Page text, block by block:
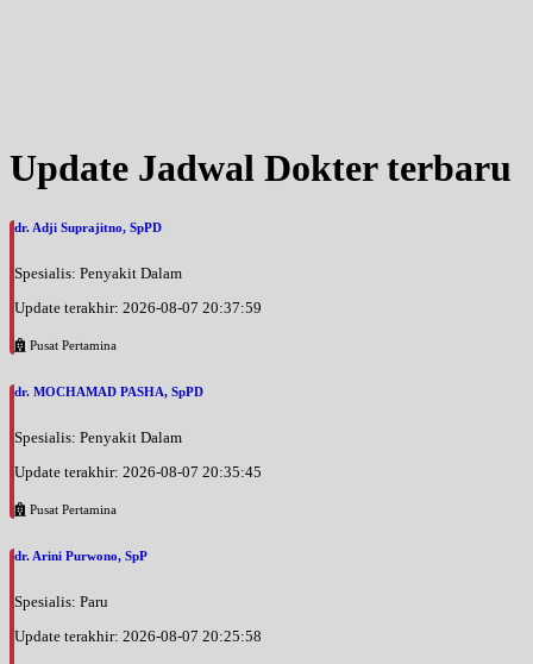
Update Jadwal Dokter terbaru
dr. Adji Suprajitno, SpPD
Spesialis: Penyakit Dalam
Update terakhir: 2026-08-07 20:37:59
Pusat Pertamina
dr. MOCHAMAD PASHA, SpPD
Spesialis: Penyakit Dalam
Update terakhir: 2026-08-07 20:35:45
Pusat Pertamina
dr. Arini Purwono, SpP
Spesialis: Paru
Update terakhir: 2026-08-07 20:25:58